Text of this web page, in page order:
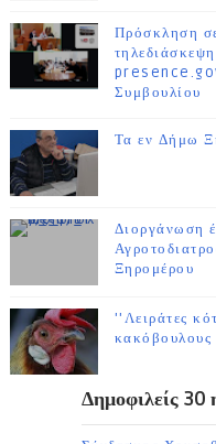
Πρόσκληση
Συμβουλίου
Τα εν Δήμω
Διοργάνωση
Ξηρομέρου
''Λειράτες
Δημοφιλείς 30